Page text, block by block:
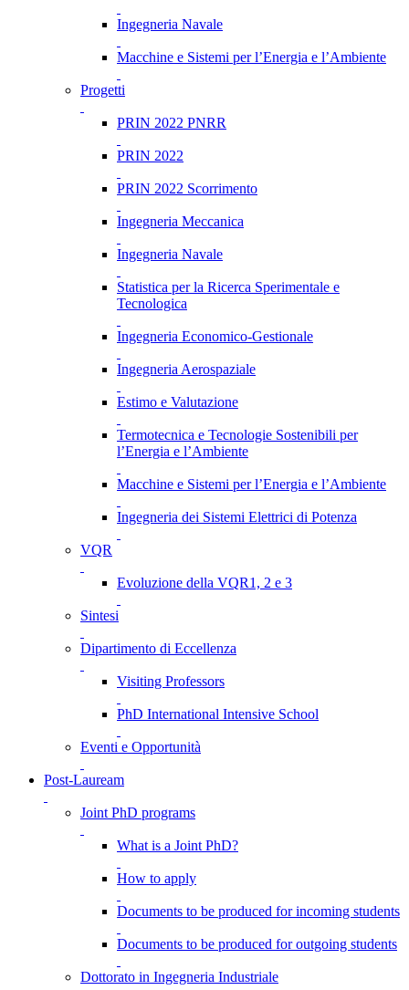
Ingegneria Navale
Macchine e Sistemi per l’Energia e l’Ambiente
Progetti
PRIN 2022 PNRR
PRIN 2022
PRIN 2022 Scorrimento
Ingegneria Meccanica
Ingegneria Navale
Statistica per la Ricerca Sperimentale e
Tecnologica
Ingegneria Economico-Gestionale
Ingegneria Aerospaziale
Estimo e Valutazione
Termotecnica e Tecnologie Sostenibili per
l’Energia e l’Ambiente
Macchine e Sistemi per l’Energia e l’Ambiente
Ingegneria dei Sistemi Elettrici di Potenza
VQR
Evoluzione della VQR1, 2 e 3
Sintesi
Dipartimento di Eccellenza
Visiting Professors
PhD International Intensive School
Eventi e Opportunità
Post-Lauream
Joint PhD programs
What is a Joint PhD?
How to apply
Documents to be produced for incoming students
Documents to be produced for outgoing students
Dottorato in Ingegneria Industriale